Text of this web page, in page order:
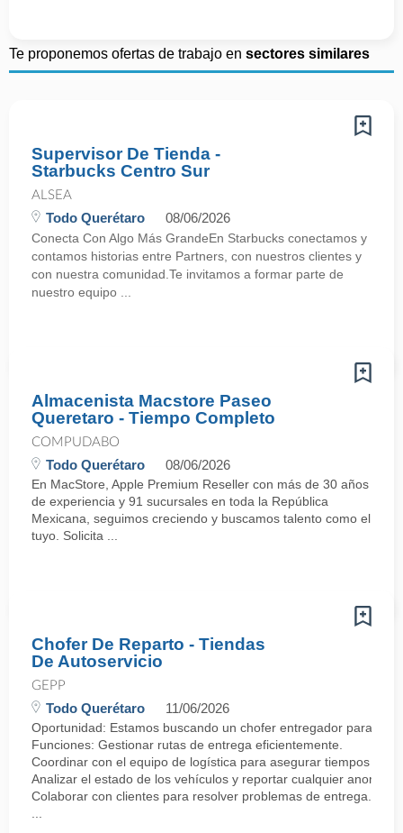
Te proponemos ofertas de trabajo en sectores similares
Supervisor De Tienda -
Starbucks Centro Sur
ALSEA
Todo Querétaro 08/06/2026
Conecta Con Algo Más GrandeEn Starbucks conectamos y
contamos historias entre Partners, con nuestros clientes y
con nuestra comunidad.Te invitamos a formar parte de
nuestro equipo ...
Almacenista Macstore Paseo
Queretaro - Tiempo Completo
COMPUDABO
Todo Querétaro 08/06/2026
En MacStore, Apple Premium Reseller con más de 30 años
de experiencia y 91 sucursales en toda la República
Mexicana, seguimos creciendo y buscamos talento como el
tuyo. Solicita ...
Chofer De Reparto - Tiendas
De Autoservicio
GEPP
Todo Querétaro 11/06/2026
Oportunidad: Estamos buscando un chofer entregador para
Funciones: Gestionar rutas de entrega eficientemente.
Coordinar con el equipo de logística para asegurar tiempos de
Analizar el estado de los vehículos y reportar cualquier anomalía.
Colaborar con clientes para resolver problemas de entrega.·